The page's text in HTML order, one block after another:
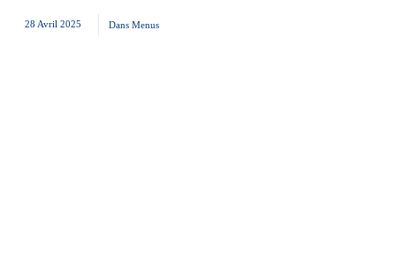
28 Avril 2025 Dans Menus